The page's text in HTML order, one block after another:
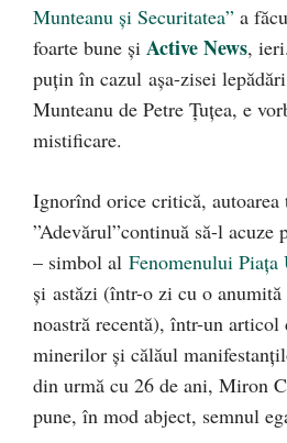
Munteanu și Securitatea” a
foarte bune și Active News,
puțin în cazul așa-zisei
Munteanu de Petre Țuțea, e
mistificare.
Ignorînd orice critică,
”Adevărul”continuă să-l acuze
– simbol al Fenomenului
și astăzi (într-o zi cu o
noastră recentă), într-un
minerilor și călăul
din urmă cu 26 de ani, Miron
pune, în mod abject, semnul